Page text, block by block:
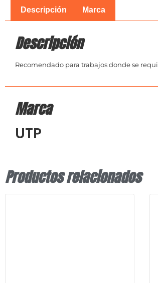
Descripción Marca
Descripción
Recomendado para trabajos donde se
Marca
UTP
Productos relacionados